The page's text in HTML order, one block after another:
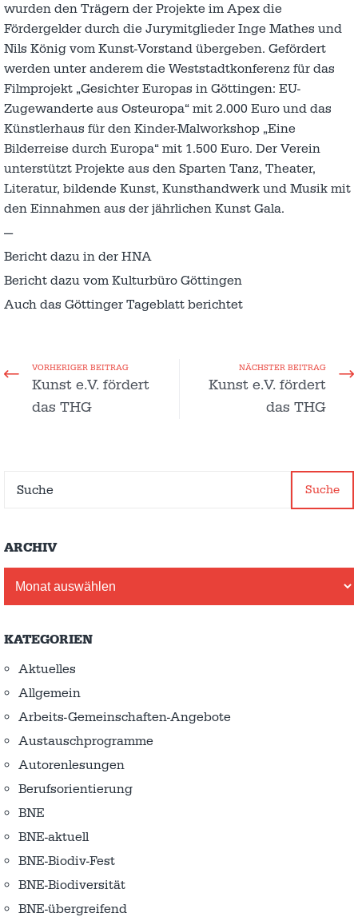
wurden den Trägern der Projekte im Apex die
Fördergelder durch die Jurymitglieder Inge Mathes und
Nils König vom Kunst-Vorstand übergeben. Gefördert
werden unter anderem die Weststadtkonferenz für das
Filmprojekt „Gesichter Europas in Göttingen: EU-
Zugewanderte aus Osteuropa“ mit 2.000 Euro und das
Künstlerhaus für den Kinder-Malworkshop „Eine
Bilderreise durch Europa“ mit 1.500 Euro. Der Verein
unterstützt Projekte aus den Sparten Tanz, Theater,
Literatur, bildende Kunst, Kunsthandwerk und Musik mit
den Einnahmen aus der jährlichen Kunst Gala.
—
Bericht dazu in der HNA
Bericht dazu vom Kulturbüro Göttingen
Auch das Göttinger Tageblatt berichtet
VORHERIGER BEITRAG
Kunst e.V. fördert
das THG
NÄCHSTER BEITRAG
Kunst e.V. fördert
das THG
Suche
ARCHIV
KATEGORIEN
Aktuelles
Allgemein
Arbeits-Gemeinschaften-Angebote
Austausch­programme
Autorenlesungen
Berufsorientierung
BNE
BNE-aktuell
BNE-Biodiv-Fest
BNE-Biodiversität
BNE-übergreifend